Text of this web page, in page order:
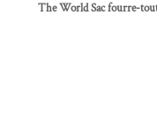
The World Sac fourre-